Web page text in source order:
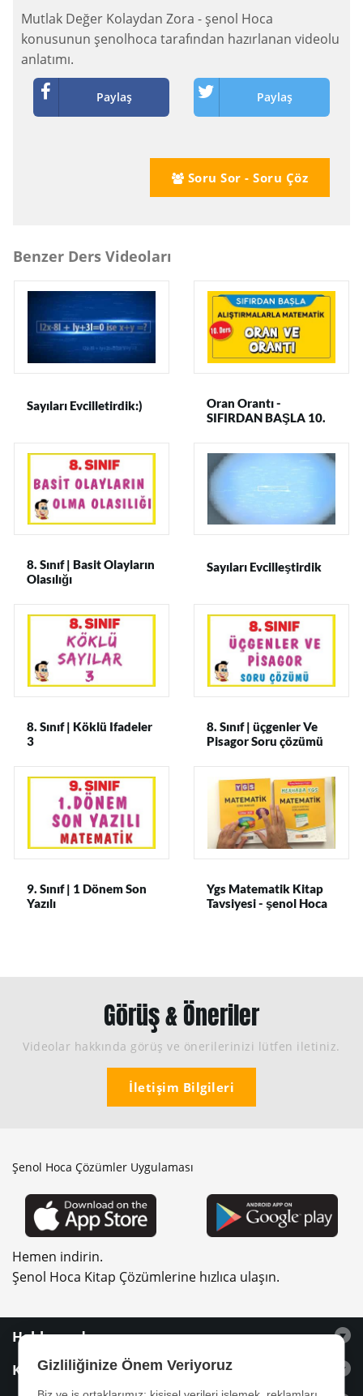
Mutlak Değer Kolaydan Zora - şenol Hoca
konusunun şenolhoca tarafından hazırlanan videolu
anlatımı.
Paylaş Paylaş
Soru Sor - Soru Çöz
Benzer Ders Videoları
Sayıları Evcilletirdik:)
Oran Orantı -
SIFIRDAN BAŞLA 10.
8. Sınıf | Basit Olayların
Olasılığı
Sayıları Evcilleştirdik
8. Sınıf | Köklü Ifadeler
3
8. Sınıf | üçgenler Ve
Pisagor Soru çözümü
9. Sınıf | 1 Dönem Son
Yazılı
Ygs Matematik Kitap
Tavsiyesi - şenol Hoca
Görüş & Öneriler
Videolar hakkında görüş ve önerilerinizi lütfen iletiniz.
İletişim Bilgileri
Şenol Hoca Çözümler Uygulaması
Hemen indirin.
Şenol Hoca Kitap Çözümlerine hızlıca ulaşın.
Hakkımızda
Kitaplar
Gizliliğinize Önem Veriyoruz